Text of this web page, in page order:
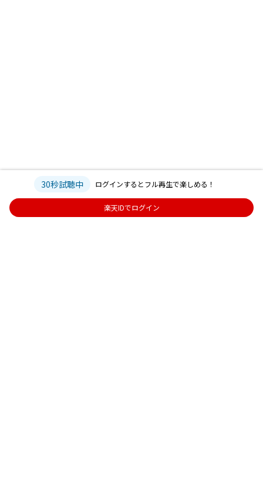
30秒試聴中 ログインするとフル再生で楽しめる！
楽天IDでログイン